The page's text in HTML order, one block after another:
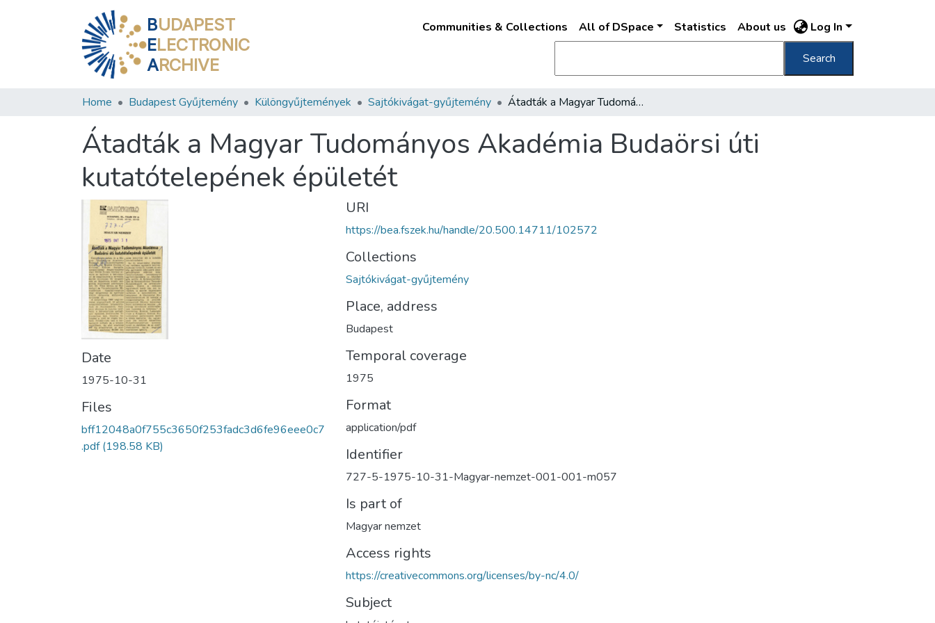
BUDAPEST
ELECTRONIC
ARCHIVE
Communities & Collections All of DSpace Statistics About us Log In
Search
Home Budapest Gyűjtemény Különgyűjtemények Sajtókivágat-gyűjtemény Átadták a Magyar Tudományos Akadémia Budaörsi úti kutatótelepének épületét
Átadták a Magyar Tudományos Akadémia Budaörsi úti
kutatótelepének épületét
Date
1975-10-31
Files
bff12048a0f755c3650f253fadc3d6fe96eee0c7
.pdf(198.58 KB)
URI
https://bea.fszek.hu/handle/20.500.14711/102572
Collections
Sajtókivágat-gyűjtemény
Place, address
Budapest
Temporal coverage
1975
Format
application/pdf
Identifier
727-5-1975-10-31-Magyar-nemzet-001-001-m057
Is part of
Magyar nemzet
Access rights
https://creativecommons.org/licenses/by-nc/4.0/
Subject